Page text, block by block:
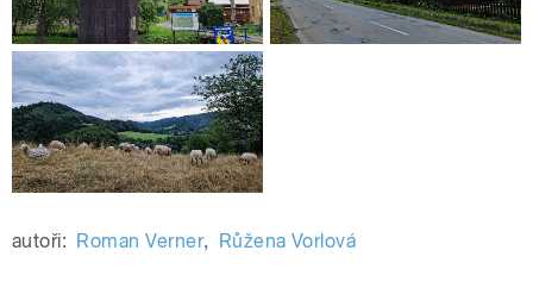
autoři: Roman Verner, Růžena Vorlová